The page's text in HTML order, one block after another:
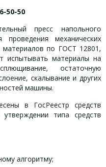
50-50
пресс напольного
проведения механических
по ГОСТ 12801,
испытывать материалы на
остаточную
скалывание и других
машины.
в ГосРеестр средств
типа средств
алгоритму;